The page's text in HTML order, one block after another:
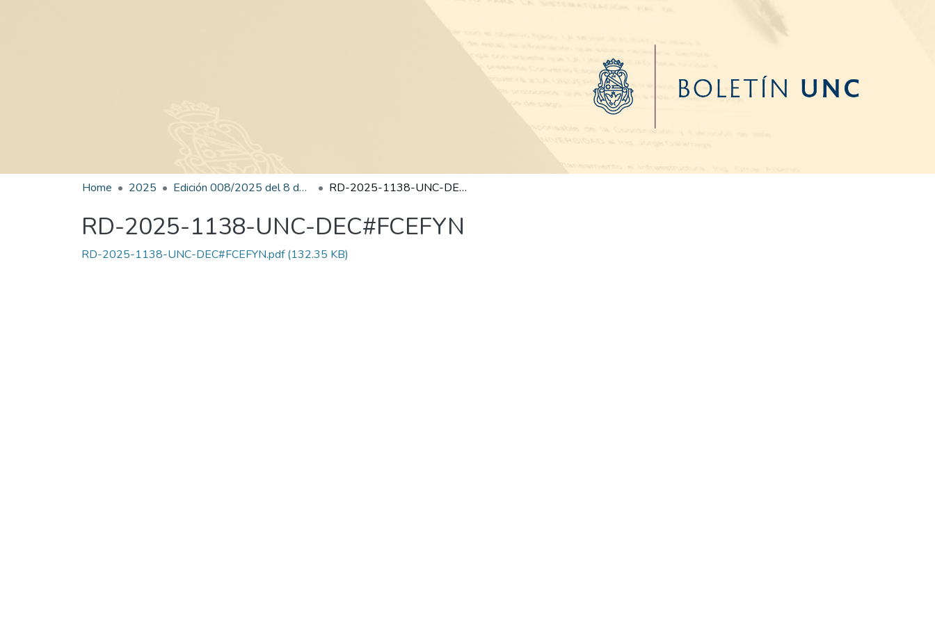
Home 2025 Edición 008/2025 del 8 de julio de 2025 RD-2025-1138-UNC-DEC#FCEFYN
RD-2025-1138-UNC-DEC#FCEFYN
RD-2025-1138-UNC-DEC#FCEFYN.pdf(132.35 KB)